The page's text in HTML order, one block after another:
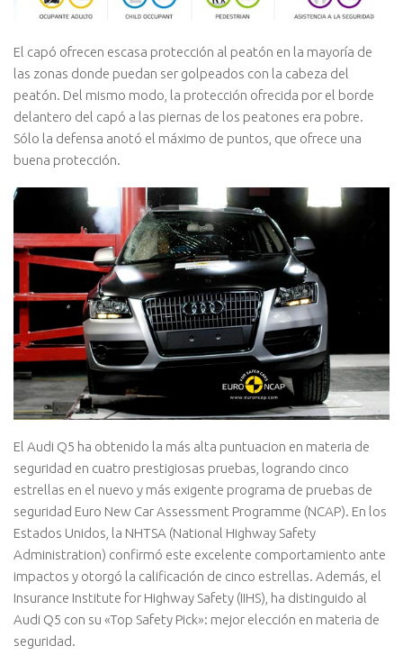
El capó ofrecen escasa protección al peatón en la mayoría de
las zonas donde puedan ser golpeados con la cabeza del
peatón. Del mismo modo, la protección ofrecida por el borde
delantero del capó a las piernas de los peatones era pobre.
Sólo la defensa anotó el máximo de puntos, que ofrece una
buena protección.
El Audi Q5 ha obtenido la más alta puntuacion en materia de
seguridad en cuatro prestigiosas pruebas, logrando cinco
estrellas en el nuevo y más exigente programa de pruebas de
seguridad Euro New Car Assessment Programme (NCAP). En los
Estados Unidos, la NHTSA (National Highway Safety
Administration) confirmó este excelente comportamiento ante
impactos y otorgó la calificación de cinco estrellas. Además, el
Insurance Institute for Highway Safety (IIHS), ha distinguido al
Audi Q5 con su «Top Safety Pick»: mejor elección en materia de
seguridad.